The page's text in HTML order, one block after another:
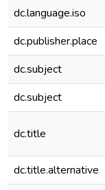
dc.language.iso
dc.publisher.place
dc.subject
dc.subject
dc.title
dc.title.alternative